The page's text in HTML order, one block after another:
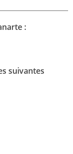
:
suivantes